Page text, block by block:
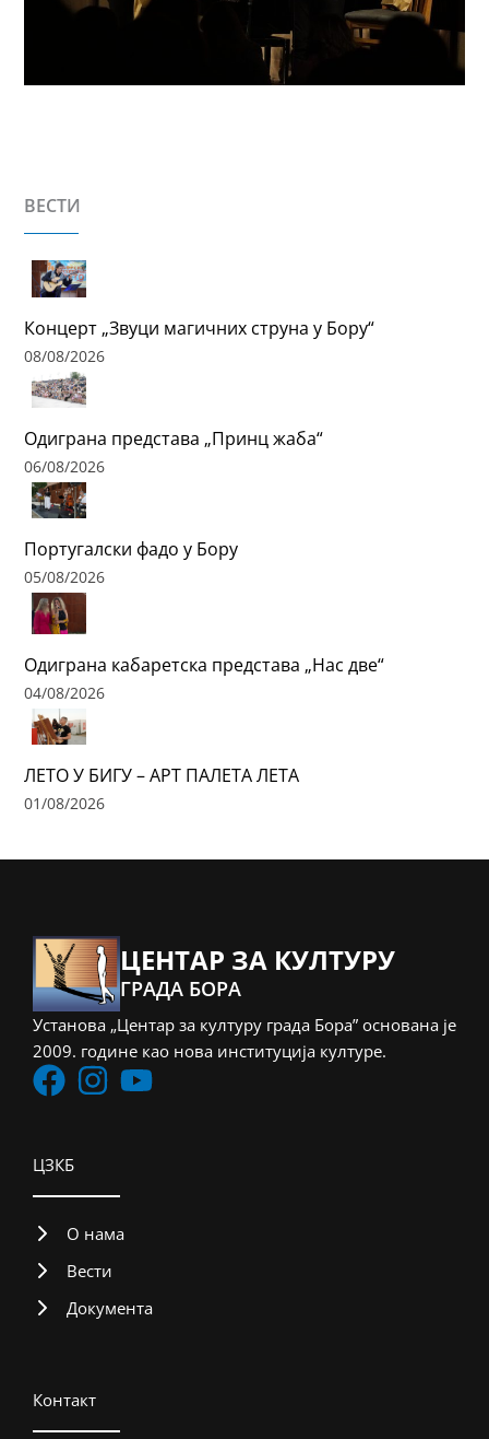
ВЕСТИ
Концерт „Звуци магичних струна у Бору“
08/08/2026
Одиграна представа „Принц жаба“
06/08/2026
Португалски фадо у Бору
05/08/2026
Одиграна кабаретска представа „Нас две“
04/08/2026
ЛЕТО У БИГУ – АРТ ПАЛЕТА ЛЕТА
01/08/2026
ЦЕНТАР ЗА КУЛТУРУ
ГРАДА БОРА
Установа „Центар за културу града Бора” основана је
2009. године као нова институција културе.
ЦЗКБ
О нама
Вести
Документа
Контакт